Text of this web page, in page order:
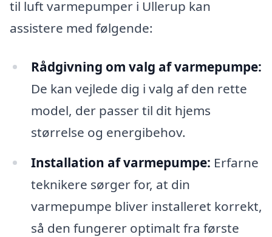
til luft varmepumper i Ullerup kan
assistere med følgende:
Rådgivning om valg af varmepumpe:
De kan vejlede dig i valg af den rette
model, der passer til dit hjems
størrelse og energibehov.
Installation af varmepumpe: Erfarne
teknikere sørger for, at din
varmepumpe bliver installeret korrekt,
så den fungerer optimalt fra første